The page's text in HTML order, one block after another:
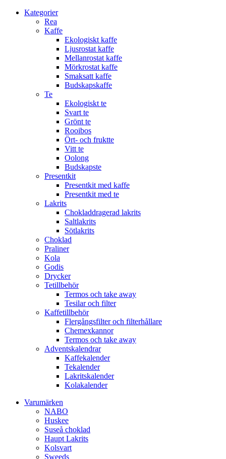
Kategorier
Rea
Kaffe
Ekologiskt kaffe
Ljusrostat kaffe
Mellanrostat kaffe
Mörkrostat kaffe
Smaksatt kaffe
Budskapskaffe
Te
Ekologiskt te
Svart te
Grönt te
Rooibos
Ört- och fruktte
Vitt te
Oolong
Budskapste
Presentkit
Presentkit med kaffe
Presentkit med te
Lakrits
Chokladdragerad lakrits
Saltlakrits
Sötlakrits
Choklad
Praliner
Kola
Godis
Drycker
Tetillbehör
Termos och take away
Tesilar och filter
Kaffetillbehör
Flergångsfilter och filterhållare
Chemexkannor
Termos och take away
Adventskalendrar
Kaffekalender
Tekalender
Lakritskalender
Kolakalender
Varumärken
NABO
Huskee
Suseå choklad
Haupt Lakrits
Kolsvart
Sweeds